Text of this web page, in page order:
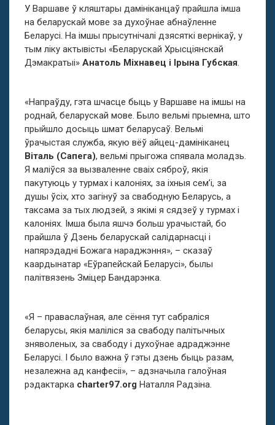
У Варшаве ў кляштары дамініканцаў прайшла імша
на беларускай мове за духоўнае абнаўленне
Беларусі. На імшы прысутнічалі дзясяткі вернікаў, у
тым ліку актывісты «Беларускай Хрысціянскай
Дэмакратыі» Анатоль Міхнавец і Ірына Губская.
«Напраўду, гэта шчасце быць у Варшаве на імшы на
роднай, беларускай мове. Было вельмі прыемна, што
прыйшло досыць шмат беларусаў. Вельмі
ўрачыстая служба, якую вёў айцец-дамініканец
Віталь (Сапега), вельмі прыгожа спявала моладзь.
Я маліўся за вызваленне сваіх сяброў, якія
пакутуюць у турмах і калоніях, за іхныя сем’і, за
душы ўсіх, хто загінуў за свабодную Беларусь, а
таксама за тых людзей, з якімі я сядзеў у турмах і
калоніях. Імша была яшчэ больш урачыстай, бо
прайшла ў Дзень беларускай салідарнасці і
напярэдадні Божага нараджэння», – сказаў
каардынатар «Еўрапейскай Беларусі», былы
палітвязень Зміцер Бандарэнка.
«Я – праваслаўная, але сёння тут сабраліся
беларусы, якія маліліся за свабоду палітычных
зняволеных, за свабоду і духоўнае адраджэнне
Беларусі. І было важна ў гэты дзень быць разам,
незалежна ад канфесіі», – адзначыла галоўная
рэдактарка charter97.org Наталля Радзіна.